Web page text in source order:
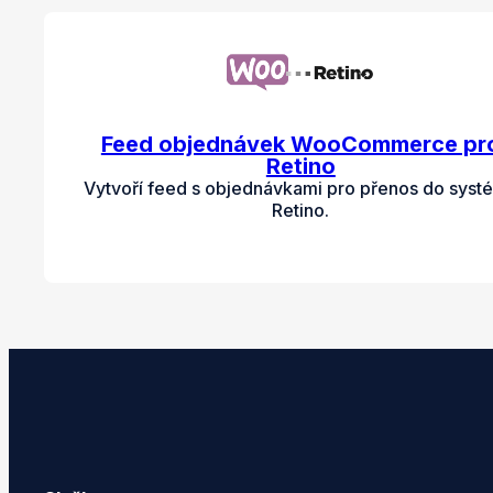
Feed objednávek WooCommerce
Retino
Vytvoří feed s objednávkami pro přenos do
Retino.